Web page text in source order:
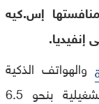
إس.كيه
إنفيديا.
والهواتف الذكية
وأجهزة التلفزيون في العالم، أرباحها التشغيلية بنحو 6.5